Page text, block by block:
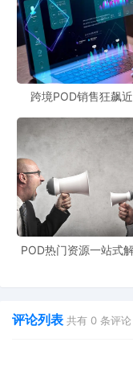
跨境POD销售狂飙近
POD热门资源一站式
评论列表 共有 0 条评论